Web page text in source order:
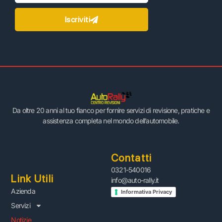
Iscriviti
Da oltre 20 anni al tuo fianco per fornire servizi di revisione, pratiche e
assistenza completa nel mondo dell’automobile.
Link Utili
Azienda
Servizi
Notizie
Contatti
0321-540016
info@auto-rally.it
Informativa Privacy